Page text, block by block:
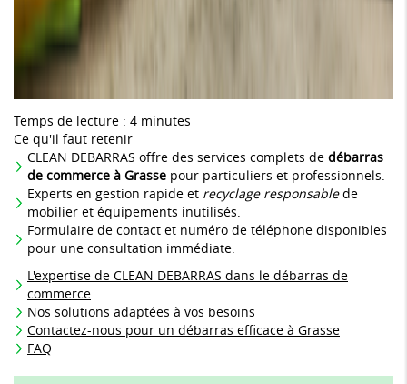
Temps de lecture : 4 minutes
Ce qu'il faut retenir
CLEAN DEBARRAS offre des services complets de débarras
de commerce à Grasse pour particuliers et professionnels.
Experts en gestion rapide et recyclage responsablede
mobilier et équipements inutilisés.
Formulaire de contact et numéro de téléphone disponibles
pour une consultation immédiate.
L'expertise de CLEAN DEBARRAS dans le débarras de
commerce
Nos solutions adaptées à vos besoins
Contactez-nous pour un débarras efficace à Grasse
FAQ